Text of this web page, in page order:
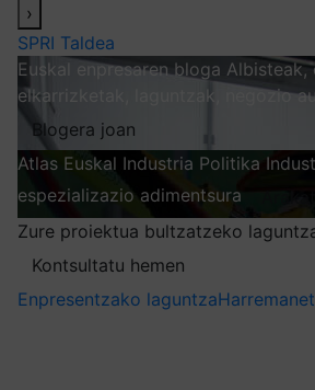
›
SPRI Taldea
Euskal enpresaren bloga Albisteak,
elkarrizketak, laguntzak, negozio
Blogera joan
Atlas Euskal Industria Politika
espezializazio adimentsura
Zure proiektua bultzatzeko
Kontsultatu hemen
Enpresentzako laguntza